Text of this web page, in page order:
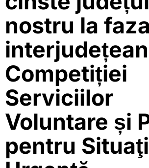
nostru la faza
Competiției
Serviciilor
Voluntare și
pentru